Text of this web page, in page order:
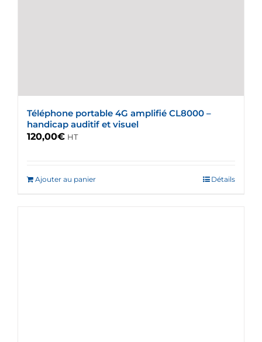
Téléphone portable 4G amplifié CL8000 –
handicap auditif et visuel
120,00€ HT
Ajouter au panier Détails